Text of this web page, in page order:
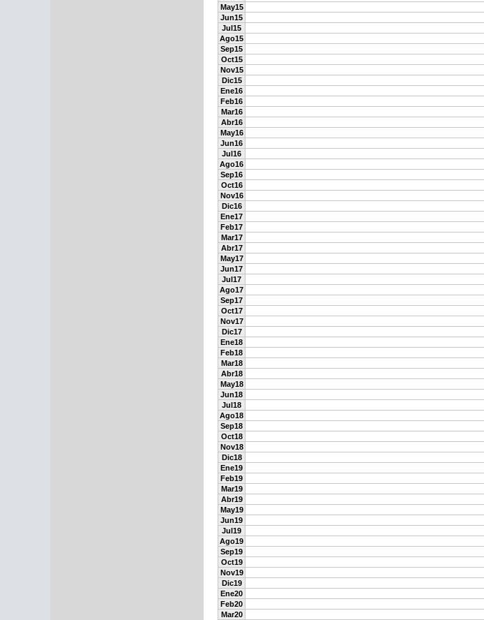
May15
Jun15
Jul15
Ago15
Sep15
Oct15
Nov15
Dic15
Ene16
Feb16
Mar16
Abr16
May16
Jun16
Jul16
Ago16
Sep16
Oct16
Nov16
Dic16
Ene17
Feb17
Mar17
Abr17
May17
Jun17
Jul17
Ago17
Sep17
Oct17
Nov17
Dic17
Ene18
Feb18
Mar18
Abr18
May18
Jun18
Jul18
Ago18
Sep18
Oct18
Nov18
Dic18
Ene19
Feb19
Mar19
Abr19
May19
Jun19
Jul19
Ago19
Sep19
Oct19
Nov19
Dic19
Ene20
Feb20
Mar20